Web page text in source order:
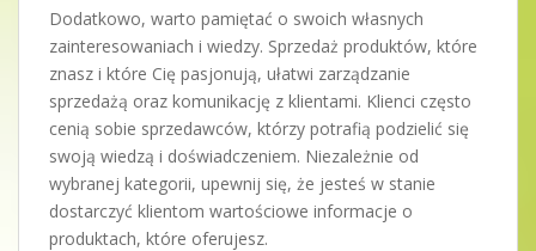
Dodatkowo, warto pamiętać o swoich własnych
zainteresowaniach i wiedzy. Sprzedaż produktów, które
znasz i które Cię pasjonują, ułatwi zarządzanie
sprzedażą oraz komunikację z klientami. Klienci często
cenią sobie sprzedawców, którzy potrafią podzielić się
swoją wiedzą i doświadczeniem. Niezależnie od
wybranej kategorii, upewnij się, że jesteś w stanie
dostarczyć klientom wartościowe informacje o
produktach, które oferujesz.